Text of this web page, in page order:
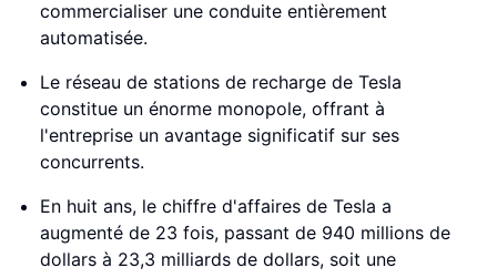
commercialiser une conduite entièrement
automatisée.
Le réseau de stations de recharge de Tesla
constitue un énorme monopole, offrant à
l'entreprise un avantage significatif sur ses
concurrents.
En huit ans, le chiffre d'affaires de Tesla a
augmenté de 23 fois, passant de 940 millions de
dollars à 23,3 milliards de dollars, soit une